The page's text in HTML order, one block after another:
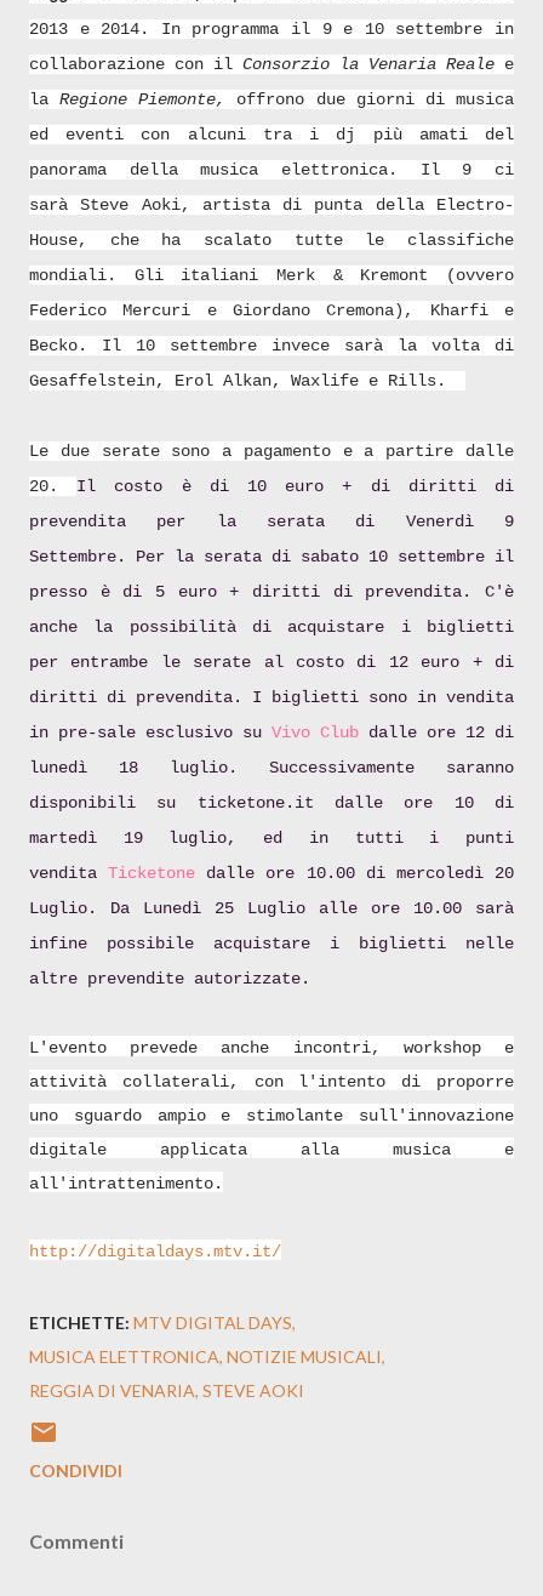
2013 e 2014. In programma il 9 e 10 settembre in
collaborazione con il Consorzio la Venaria Reale e
laRegione Piemonte, offrono due giorni di musica
ed eventi con alcuni tra i dj più amati del
panorama della musica elettronica. Il 9 ci
saràSteve Aoki, artista di punta della Electro-
House, che ha scalato tutte le classifiche
mondiali. Gli italiani Merk & Kremont (ovvero
Federico Mercuri e Giordano Cremona), Kharfi e
Becko. Il 10 settembre invece sarà la volta di
Gesaffelstein, Erol Alkan, Waxlife e Rills.
Le due serate sono a pagamento e a partire dalle
20. Il costo è di 10 euro
+ di diritti di
prevendita per la serata di Venerdì
9
Settembre. Per la serata di sabato 10 settembre il
presso è di
5 euro+ diritti di prevendita. C'è
anche la possibilità di acquistare i biglietti
per
entrambe le serate al costo di 12 euro
+ di
diritti di prevendita. I biglietti sono in vendita
in pre-sale esclusivo su Vivo Club dalle ore 12 di
lunedì 18 luglio. Successivamente saranno
disponibili su ticketone.it dalle ore 10 di
martedì 19 luglio, ed in tutti i punti
vendita Ticketone
dalle ore 10.00 di mercoledì 20
Luglio. Da Lunedì 25 Luglio alle ore 10.00 sarà
infine possibile acquistare i biglietti nelle
altre prevendite autorizzate.
L'evento prevede anche incontri, workshop e
attività collaterali, con l'intento di proporre
uno sguardo ampio e stimolante sull'innovazione
digitale applicata alla musica e
all'intrattenimento.
http://digitaldays.mtv.it/
ETICHETTE: MTV DIGITAL DAYS
MUSICA ELETTRONICA NOTIZIE MUSICALI
REGGIA DI VENARIA STEVE AOKI
CONDIVIDI
Commenti